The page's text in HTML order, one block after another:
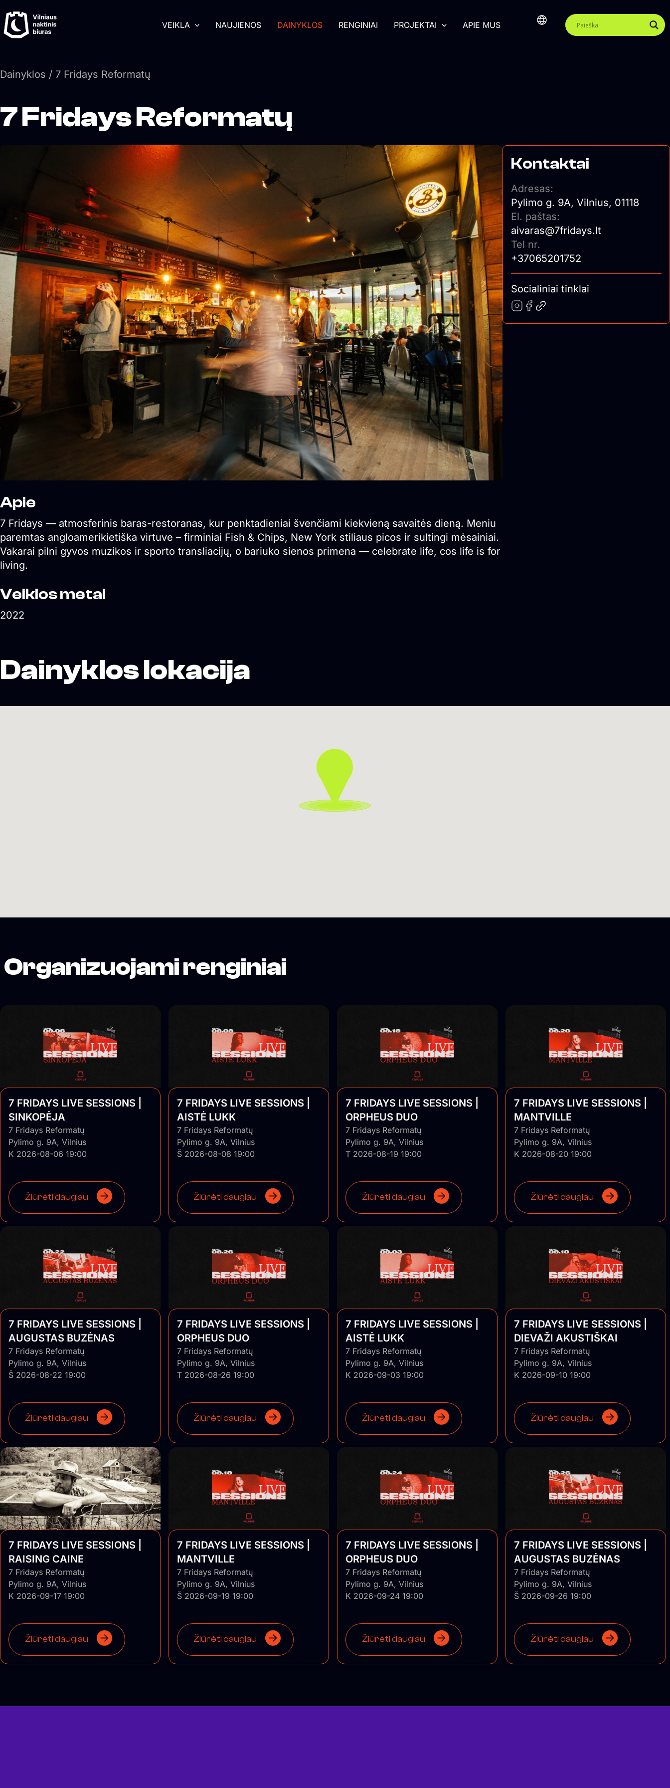
prie
turinio
VEIKLA NAUJIENOS DAINYKLOS RENGINIAI PROJEKTAI APIE MUS
Dainyklos / 7 Fridays Reformatų
7 Fridays Reformatų
Apie
7 Fridays — atmosferinis baras-restoranas, kur penktadieniai švenčiami kiekvieną savaitės dieną. Meniu
paremtas angloamerikietiška virtuve – firminiai Fish & Chips, New York stiliaus picos ir sultingi mėsainiai.
Vakarai pilni gyvos muzikos ir sporto transliacijų, o bariuko sienos primena — celebrate life, cos life is for
living.
Veiklos metai
2022
Kontaktai
Adresas:
Pylimo g. 9A, Vilnius, 01118
El. paštas:
aivaras@7fridays.lt
Tel nr.
+37065201752
Socialiniai tinklai
Dainyklos lokacija
Organizuojami renginiai
7 FRIDAYS LIVE SESSIONS |
SINKOPĖJA
7 Fridays Reformatų
Pylimo g. 9A, Vilnius
K 2026-08-06 19:00
Žiūrėti daugiau
7 FRIDAYS LIVE SESSIONS |
AISTĖ LUKK
7 Fridays Reformatų
Pylimo g. 9A, Vilnius
Š 2026-08-08 19:00
Žiūrėti daugiau
7 FRIDAYS LIVE SESSIONS |
ORPHEUS DUO
7 Fridays Reformatų
Pylimo g. 9A, Vilnius
T 2026-08-19 19:00
Žiūrėti daugiau
7 FRIDAYS LIVE SESSIONS |
MANTVILLE
7 Fridays Reformatų
Pylimo g. 9A, Vilnius
K 2026-08-20 19:00
Žiūrėti daugiau
7 FRIDAYS LIVE SESSIONS |
AUGUSTAS BUZĖNAS
7 Fridays Reformatų
Pylimo g. 9A, Vilnius
Š 2026-08-22 19:00
Žiūrėti daugiau
7 FRIDAYS LIVE SESSIONS |
ORPHEUS DUO
7 Fridays Reformatų
Pylimo g. 9A, Vilnius
T 2026-08-26 19:00
Žiūrėti daugiau
7 FRIDAYS LIVE SESSIONS |
AISTĖ LUKK
7 Fridays Reformatų
Pylimo g. 9A, Vilnius
K 2026-09-03 19:00
Žiūrėti daugiau
7 FRIDAYS LIVE SESSIONS |
DIEVAŽI AKUSTIŠKAI
7 Fridays Reformatų
Pylimo g. 9A, Vilnius
K 2026-09-10 19:00
Žiūrėti daugiau
7 FRIDAYS LIVE SESSIONS |
RAISING CAINE
7 Fridays Reformatų
Pylimo g. 9A, Vilnius
K 2026-09-17 19:00
Žiūrėti daugiau
7 FRIDAYS LIVE SESSIONS |
MANTVILLE
7 Fridays Reformatų
Pylimo g. 9A, Vilnius
Š 2026-09-19 19:00
Žiūrėti daugiau
7 FRIDAYS LIVE SESSIONS |
ORPHEUS DUO
7 Fridays Reformatų
Pylimo g. 9A, Vilnius
K 2026-09-24 19:00
Žiūrėti daugiau
7 FRIDAYS LIVE SESSIONS |
AUGUSTAS BUZĖNAS
7 Fridays Reformatų
Pylimo g. 9A, Vilnius
Š 2026-09-26 19:00
Žiūrėti daugiau